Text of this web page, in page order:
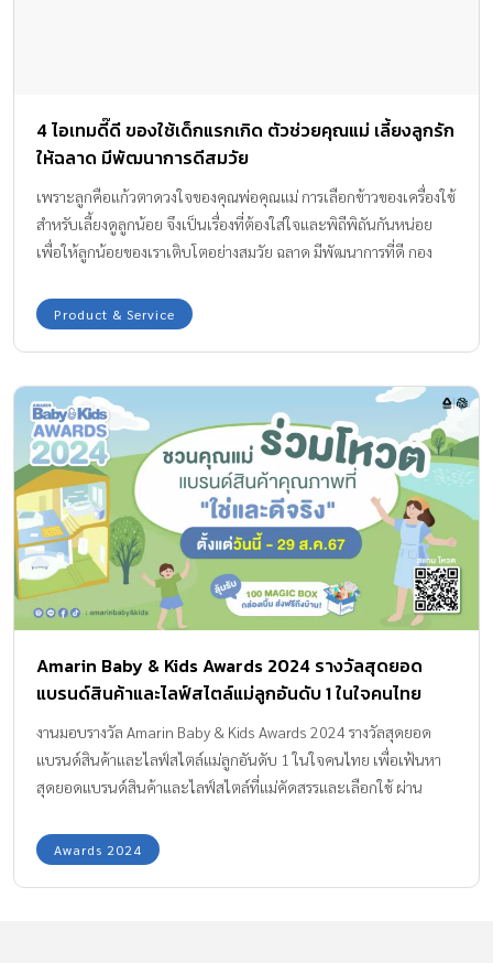
4 ไอเทมดี๊ดี ของใช้เด็กแรกเกิด ตัวช่วยคุณแม่ เลี้ยงลูกรัก
ให้ฉลาด มีพัฒนาการดีสมวัย
เพราะลูกคือแก้วตาดวงใจของคุณพ่อคุณแม่ การเลือกข้าวของเครื่องใช้
สำหรับเลี้ยงดูลูกน้อย จึงเป็นเรื่องที่ต้องใส่ใจและพิถีพิถันกันหน่อย
เพื่อให้ลูกน้อยของเราเติบโตอย่างสมวัย ฉลาด มีพัฒนาการที่ดี กอง
เด็กแรกเกิด ที่เราคัดสรรมาจากความเห็นคุณแม่ส่วนใหญ่ทั่วประเทศ
แล้วว่าดีจริง โดยเฉพาะคุณแม่มือใหม่หากกำลังจะคลอดลูก หรือกำลัง
Attiude mom Galaxy lll เครื่องปั้มนม ไอเทมสำคัญของคุณแม่หลังค
ลอดที่อยากเลี้ยงลูกด้วยนมแม่ 100% Attiude mom รุ่น Galaxy lll
เป็นเครื่องปั้มนม 5 โหมดอัจฉริยะ ดูดลึก ดูดนุ่ม เกลี้ยงเต้า ระบาย
น้ำนมได้ดี 2 มอเตอร์ แยกการทำงานซ้าย-ขวา สามารถปรับโหมดและ
ระดับได้อย่างอิสระ ตอบโจทย์คุณแม่ยุคใหม่ได้เป็นอย่างดี ฉีกทุกกฎ
ในการปั๊มนม ให้คุณแม่นอนปั๊มได้สบายกว่า ด้วย “Sleep Pump”
นวัตกรรมใหม่ล่าสุด นอนปั๊มได้ถึง 180° สะดวก สบายมากยิ่งขึ้น
เอกสิทธิ์เฉพาะ […]
Product & Service
Amarin Baby & Kids Awards 2024 รางวัลสุดยอด
แบรนด์สินค้าและไลฟ์สไตล์แม่ลูกอันดับ 1 ในใจคนไทย
งานมอบรางวัล Amarin Baby & Kids Awards 2024 รางวัลสุดยอด
แบรนด์สินค้าและไลฟ์สไตล์แม่ลูกอันดับ 1 ในใจคนไทย เพื่อเฟ้นหา
สุดยอดแบรนด์สินค้าและไลฟ์สไตล์ที่แม่คัดสรรและเลือกใช้ ผ่าน
ประสบการณ์และความรู้จากแม่สู่แม่ เพื่อให้เกิดเป็นสังคมของคุณแม่ที่
มีความสุขและมีคุณภาพ ซึ่งประสบความสำเร็จอย่างงดงามและจัดต่อ
Awards 2024